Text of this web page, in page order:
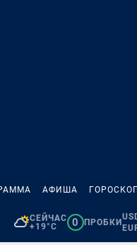
АФИША ГОРОСКОП
СЕЙЧАС
+19°C
0 ПРОБКИ